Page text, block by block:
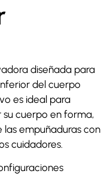
diseñada para
del cuerpo
es ideal para
su cuerpo en forma,
empuñaduras con
cuidadores.